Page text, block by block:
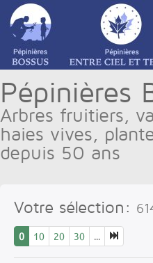
Pépinières
Arbres fruitiers,
haies vives,
depuis 50 ans
Votre sélection:
0 10 20 30